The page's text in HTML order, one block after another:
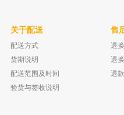
电热恒温鼓风干
永兴精佳 试水膏
关于配送
配送方式
货期说明
配送范围及时间
验货与签收说明
售
退
退
退